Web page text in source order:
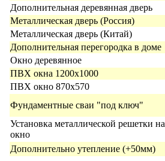
Дополнительная деревянная дверь
Металлическая дверь (Россия)
Металлическая дверь (Китай)
Дополнительная перегородка в доме
Окно деревянное
ПВХ окна 1200х1000
ПВХ окно 870х570
Фундаментные сваи "под ключ"
Установка металлической решетки на
окно
Дополнительно утепление (+50мм)